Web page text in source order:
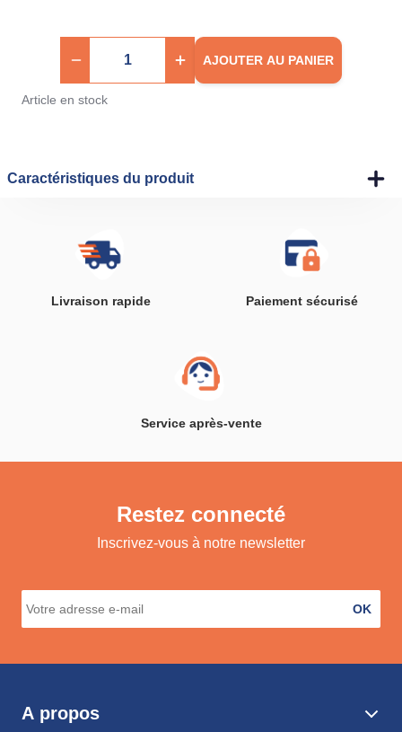
AJOUTER AU PANIER
Article en stock
Caractéristiques du produit
Livraison rapide Paiement sécurisé
Service après-vente
Restez connecté
Inscrivez-vous à notre newsletter
OK
A propos